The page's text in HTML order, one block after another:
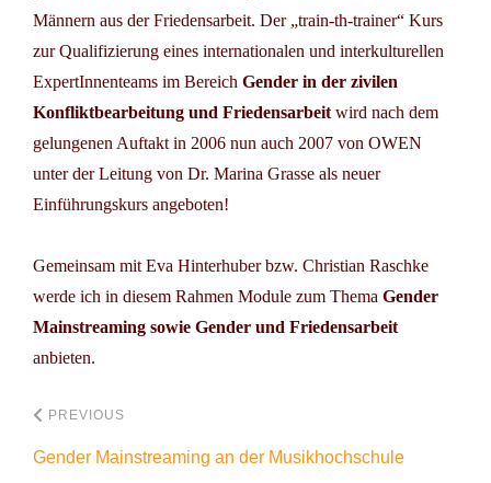
Männern aus der Friedensarbeit. Der „train-th-trainer“ Kurs
zur Qualifizierung eines internationalen und interkulturellen
ExpertInnenteams im Bereich Gender in der zivilen
Konfliktbearbeitung und Friedensarbeit wird nach dem
gelungenen Auftakt in 2006 nun auch 2007 von OWEN
unter der Leitung von Dr. Marina Grasse als neuer
Einführungskurs angeboten!
Gemeinsam mit Eva Hinterhuber bzw. Christian Raschke
werde ich in diesem Rahmen Module zum Thema Gender
Mainstreaming sowie Gender und Friedensarbeit
anbieten.
PREVIOUS
Gender Mainstreaming an der Musikhochschule